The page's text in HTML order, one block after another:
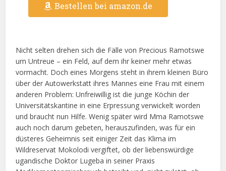
Bestellen bei amazon.de
Nicht selten drehen sich die Fälle von Precious Ramotswe
um Untreue – ein Feld, auf dem ihr keiner mehr etwas
vormacht. Doch eines Morgens steht in ihrem kleinen Büro
über der Autowerkstatt ihres Mannes eine Frau mit einem
anderen Problem: Unfreiwillig ist die junge Köchin der
Universitätskantine in eine Erpressung verwickelt worden
und braucht nun Hilfe. Wenig später wird Mma Ramotswe
auch noch darum gebeten, herauszufinden, was für ein
düsteres Geheimnis seit einiger Zeit das Klima im
Wildreservat Mokolodi vergiftet, ob der liebenswürdige
ugandische Doktor Lugeba in seiner Praxis